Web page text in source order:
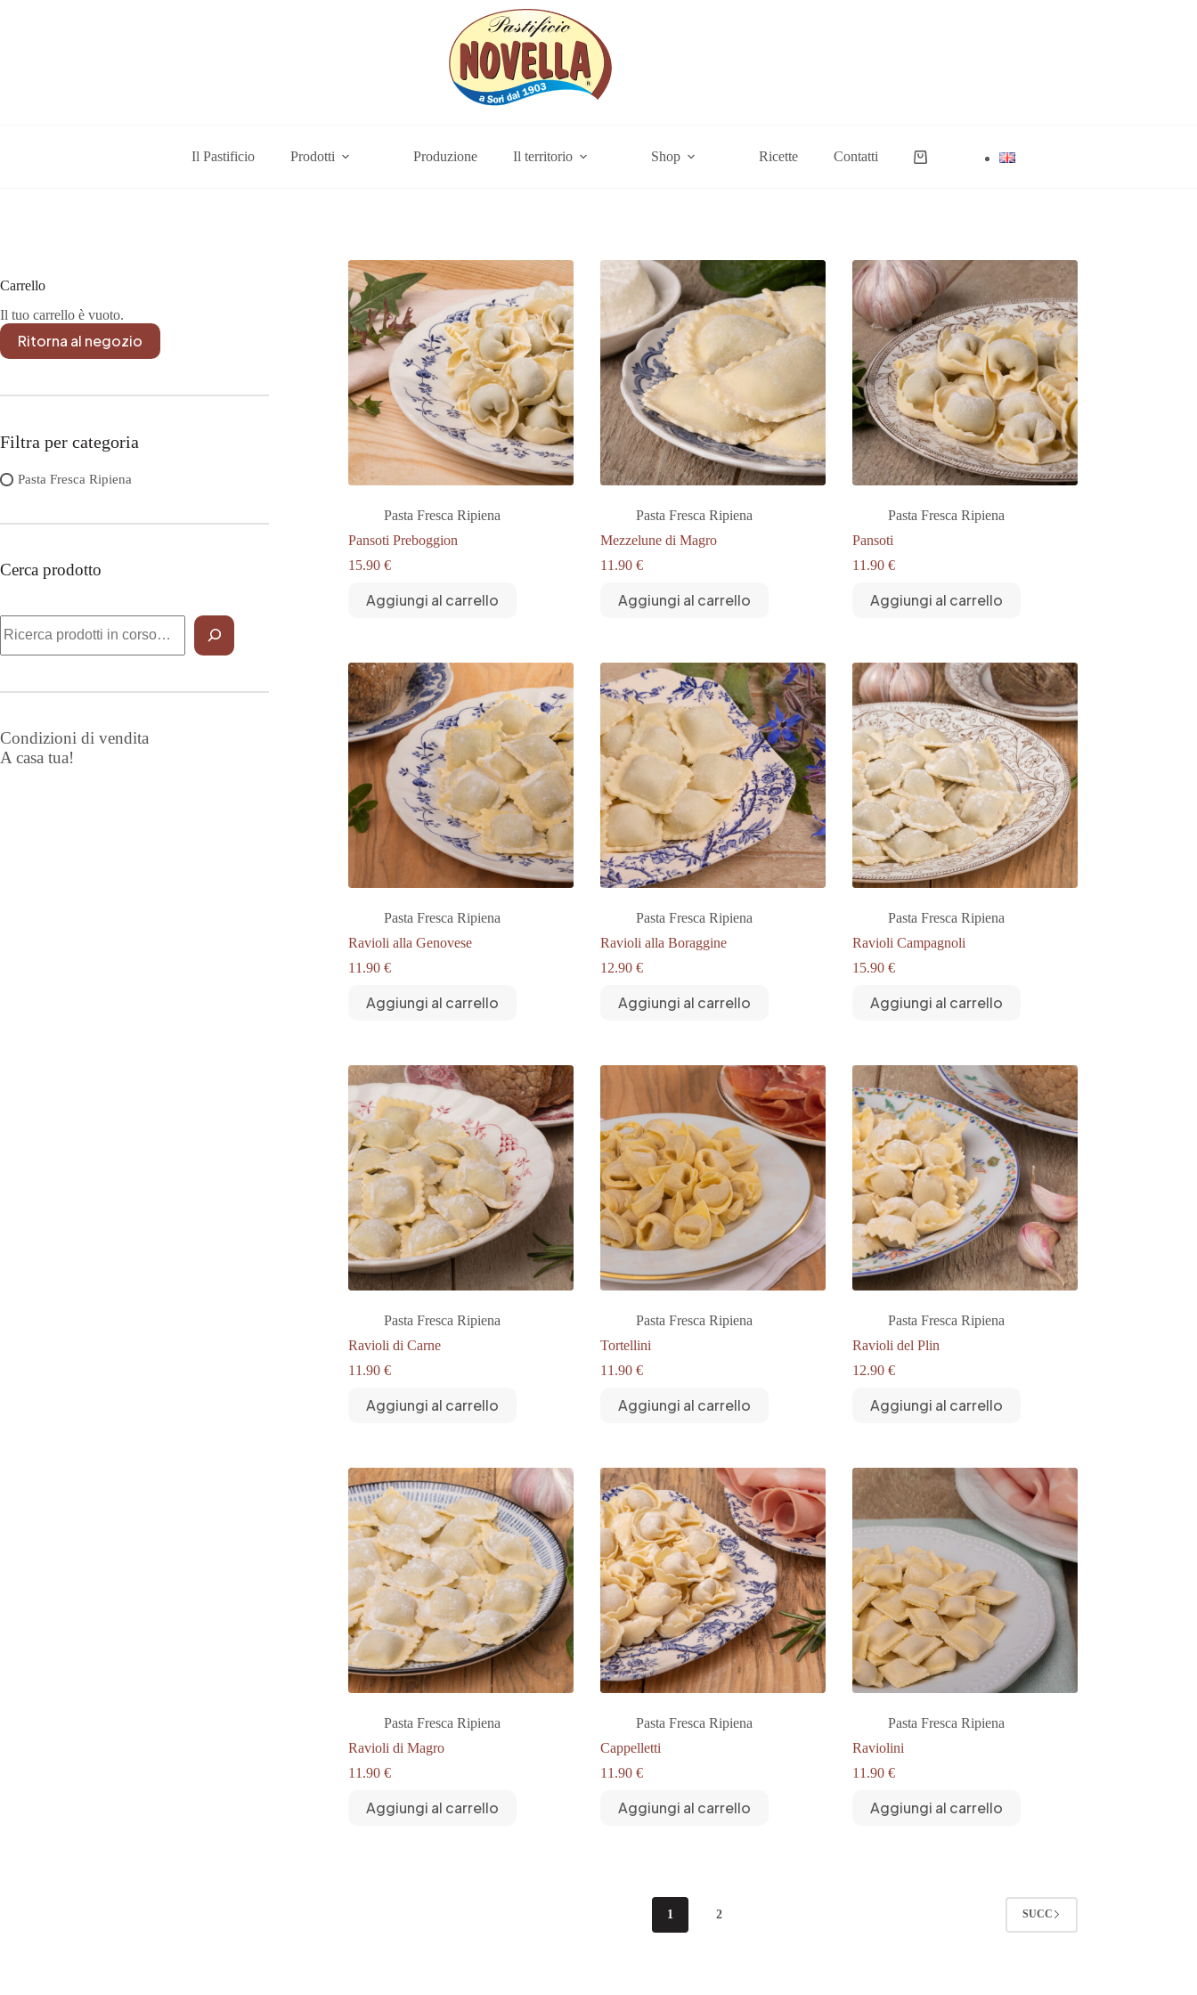
Il Pastificio Prodotti Produzione Il territorio Shop Ricette Contatti Carrello
Pasta Fresca Ripiena
Pansoti Preboggion
15.90 €
Aggiungi al carrello
Pasta Fresca Ripiena
Mezzelune di Magro
11.90 €
Aggiungi al carrello
Pasta Fresca Ripiena
Pansoti
11.90 €
Aggiungi al carrello
Pasta Fresca Ripiena
Ravioli alla Genovese
11.90 €
Aggiungi al carrello
Pasta Fresca Ripiena
Ravioli alla Boraggine
12.90 €
Aggiungi al carrello
Pasta Fresca Ripiena
Ravioli Campagnoli
15.90 €
Aggiungi al carrello
Pasta Fresca Ripiena
Ravioli di Carne
11.90 €
Aggiungi al carrello
Pasta Fresca Ripiena
Tortellini
11.90 €
Aggiungi al carrello
Pasta Fresca Ripiena
Ravioli del Plin
12.90 €
Aggiungi al carrello
Pasta Fresca Ripiena
Ravioli di Magro
11.90 €
Aggiungi al carrello
Pasta Fresca Ripiena
Cappelletti
11.90 €
Aggiungi al carrello
Pasta Fresca Ripiena
Raviolini
11.90 €
Aggiungi al carrello
1 2 SUCC
Carrello
Il tuo carrello è vuoto.
Ritorna al negozio
Filtra per categoria
Pasta Fresca Ripiena
Cerca prodotto
Condizioni di vendita
A casa tua!